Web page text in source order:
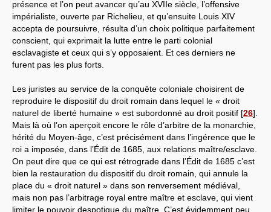
présence et l’on peut avancer qu’au XVIIe siècle, l’offensive
impérialiste, ouverte par Richelieu, et qu’ensuite Louis XIV
accepta de poursuivre, résulta d’un choix politique parfaitement
conscient, qui exprimait la lutte entre le parti colonial
esclavagiste et ceux qui s’y opposaient. Et ces derniers ne
furent pas les plus forts.
Les juristes au service de la conquête coloniale choisirent de
reproduire le dispositif du droit romain dans lequel le « droit
naturel de liberté humaine » est subordonné au droit positif [26]
Mais là où l’on aperçoit encore le rôle d’arbitre de la monarchie,
hérité du Moyen-âge, c’est précisément dans l’ingérence que le
roi a imposée, dans l’Édit de 1685, aux relations maître/esclave.
On peut dire que ce qui est rétrograde dans l’Édit de 1685 c’est
bien la restauration du dispositif du droit romain, qui annule la
place du « droit naturel » dans son renversement médiéval,
mais non pas l’arbitrage royal entre maître et esclave, qui vient
limiter le pouvoir despotique du maître. C’est évidemment peu,